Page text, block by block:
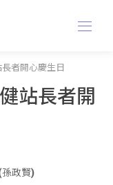
者開心慶生日
站長者開
政賢)